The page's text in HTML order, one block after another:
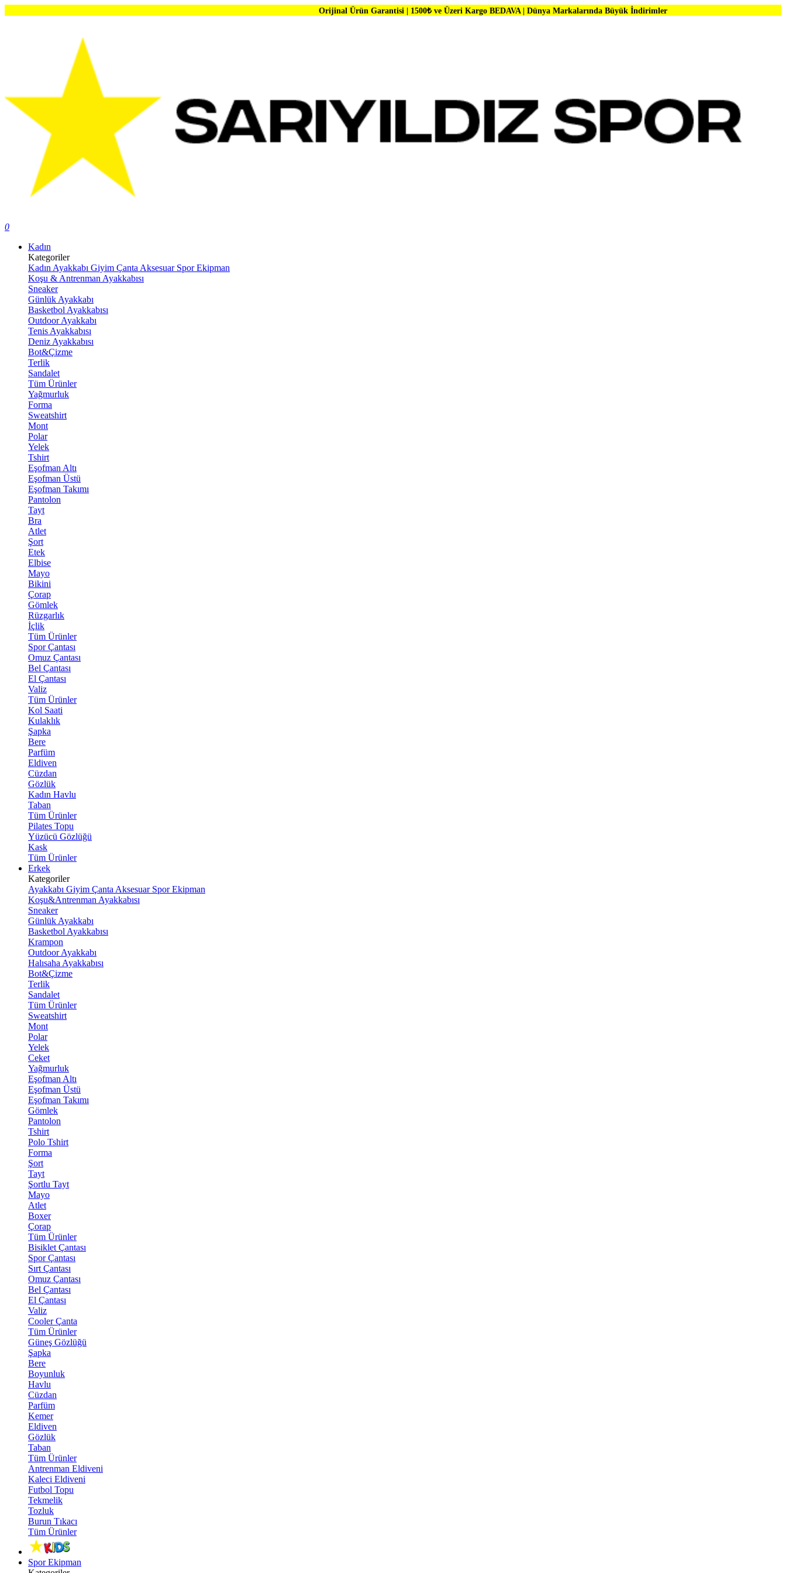
Orijinal Ürün Garantisi | 1500₺ ve Üzeri Kargo BEDAVA | Dünya Markalarında Büyük İndirimler
0
Kadın
Kategoriler
Kadın Ayakkabı Giyim Çanta Aksesuar Spor Ekipman
Koşu & Antrenman Ayakkabısı
Sneaker
Günlük Ayakkabı
Basketbol Ayakkabısı
Outdoor Ayakkabı
Tenis Ayakkabısı
Deniz Ayakkabısı
Bot&Çizme
Terlik
Sandalet
Tüm Ürünler
Yağmurluk
Forma
Sweatshirt
Mont
Polar
Yelek
Tshirt
Eşofman Altı
Eşofman Üstü
Eşofman Takımı
Pantolon
Tayt
Bra
Atlet
Şort
Etek
Elbise
Mayo
Bikini
Çorap
Gömlek
Rüzgarlık
İçlik
Tüm Ürünler
Spor Çantası
Omuz Çantası
Bel Çantası
El Çantası
Valiz
Tüm Ürünler
Kol Saati
Kulaklık
Şapka
Bere
Parfüm
Eldiven
Cüzdan
Gözlük
Kadın Havlu
Taban
Tüm Ürünler
Pilates Topu
Yüzücü Gözlüğü
Kask
Tüm Ürünler
Erkek
Kategoriler
Ayakkabı Giyim Çanta Aksesuar Spor Ekipman
Koşu&Antrenman Ayakkabısı
Sneaker
Günlük Ayakkabı
Basketbol Ayakkabısı
Krampon
Outdoor Ayakkabı
Halısaha Ayakkabısı
Bot&Çizme
Terlik
Sandalet
Tüm Ürünler
Sweatshirt
Mont
Polar
Yelek
Ceket
Yağmurluk
Eşofman Altı
Eşofman Üstü
Eşofman Takımı
Gömlek
Pantolon
Tshirt
Polo Tshirt
Forma
Şort
Tayt
Şortlu Tayt
Mayo
Atlet
Boxer
Çorap
Tüm Ürünler
Bisiklet Çantası
Spor Çantası
Sırt Çantası
Omuz Çantası
Bel Çantası
El Çantası
Valiz
Cooler Çanta
Tüm Ürünler
Güneş Gözlüğü
Şapka
Bere
Boyunluk
Havlu
Cüzdan
Parfüm
Kemer
Eldiven
Gözlük
Taban
Tüm Ürünler
Antrenman Eldiveni
Kaleci Eldiveni
Futbol Topu
Tekmelik
Tozluk
Burun Tıkacı
Tüm Ürünler
Spor Ekipman